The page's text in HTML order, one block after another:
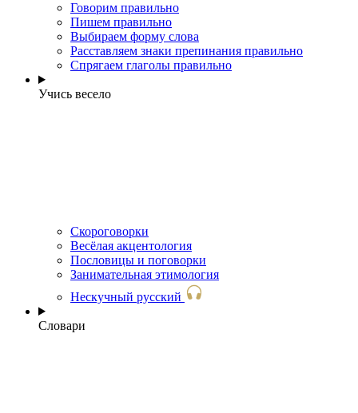
Говорим правильно
Пишем правильно
Выбираем форму слова
Расставляем знаки препинания правильно
Спрягаем глаголы правильно
Учись весело
Скороговорки
Весёлая акцентология
Пословицы и поговорки
Занимательная этимология
Нескучный русский
Словари